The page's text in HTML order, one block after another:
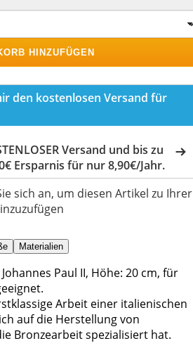
HINZUFÜGEN
den kostenlosen Versand für
Versand und bis zu
Ersparnis für nur 8,90€/Jahr.
sich an, um diesen Artikel zu Ihrer
Materialien
Paul II, Höhe: 20 cm, für
Arbeit einer italienischen
auf die Herstellung von
Bronzearbeit spezialisiert hat.